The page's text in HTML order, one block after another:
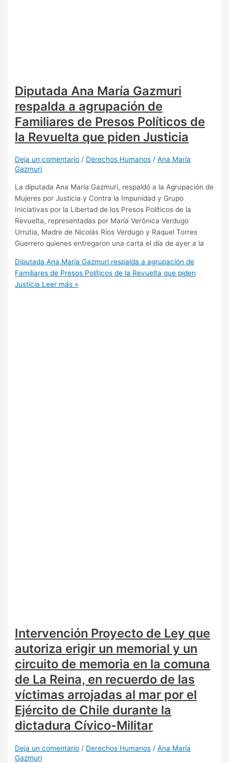
Diputada Ana María Gazmuri
respalda a agrupación de
Familiares de Presos Políticos de
la Revuelta que piden Justicia
Deja un comentario / Derechos Humanos /Ana María
Gazmuri
La diputada Ana María Gazmuri, respaldó a la Agrupación de
Mujeres por Justicia y Contra la Impunidad y Grupo
Iniciativas por la Libertad de los Presos Políticos de la
Revuelta, representadas por María Verónica Verdugo
Urrutia, Madre de Nicolás Ríos Verdugo y Raquel Torres
Guerrero quienes entregaron una carta el día de ayer a la
Diputada Ana María Gazmuri respalda a agrupación de
Familiares de Presos Políticos de la Revuelta que piden
Justicia Leer más »
Intervención Proyecto de Ley que
autoriza erigir un memorial y un
circuito de memoria en la comuna
de La Reina, en recuerdo de las
víctimas arrojadas al mar por el
Ejército de Chile durante la
dictadura Cívico-Militar
Deja un comentario / Derechos Humanos /Ana María
Gazmuri